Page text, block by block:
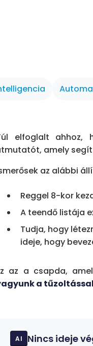
elfoglalt ahhoz,
amely segít
az alábbi
Reggel 8-kor
A teendő listája
Tudja, hogy
ideje, hogy
az a csapda,
a
AI Nincs ideje